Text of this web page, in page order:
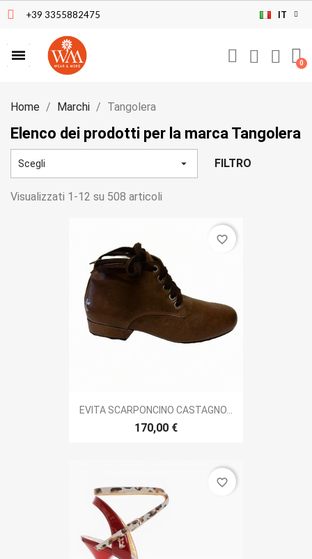
+39 3355882475 IT
Home Marchi Tangolera
Elenco dei prodotti per la marca Tangolera
Scegli  FILTRO
Visualizzati 1-12 su 508 articoli
EVITA SCARPONCINO CASTAGNO...
170,00 €
favorite_border
favorite_border